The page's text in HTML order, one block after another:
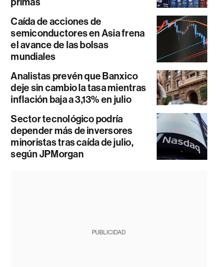
Caída de acciones de
semiconductores en Asia frena
el avance de las bolsas
mundiales
Analistas prevén que Banxico
deje sin cambio la tasa mientras
inflación baja a 3,13% en julio
Sector tecnológico podría
depender más de inversores
minoristas tras caída de julio,
según JPMorgan
PUBLICIDAD